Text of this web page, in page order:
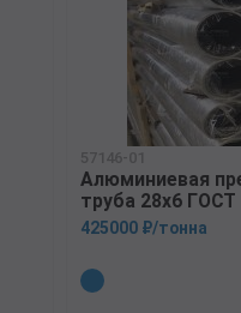
57146-01
Алюминиевая
труба 28х6
425000 ₽/тонна